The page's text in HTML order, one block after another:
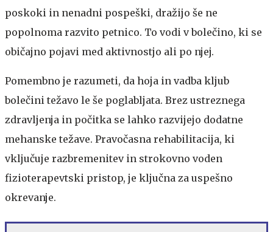
poskoki in nenadni pospeški, dražijo še ne
popolnoma razvito petnico. To vodi v bolečino, ki se
običajno pojavi med aktivnostjo ali po njej.
Pomembno je razumeti, da hoja in vadba kljub
bolečini težavo le še poglabljata. Brez ustreznega
zdravljenja in počitka se lahko razvijejo dodatne
mehanske težave. Pravočasna rehabilitacija, ki
vključuje razbremenitev in strokovno voden
fizioterapevtski pristop, je ključna za uspešno
okrevanje.